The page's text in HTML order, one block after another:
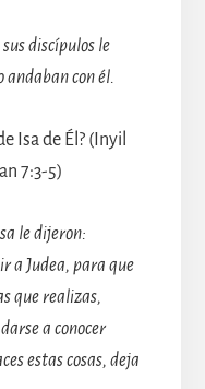
discípulos le
andaban con él.
Isa de Él? (Inyil
7:3-5)
le dijeron:
a Judea, para que
que realizas,
a conocer
estas cosas, deja